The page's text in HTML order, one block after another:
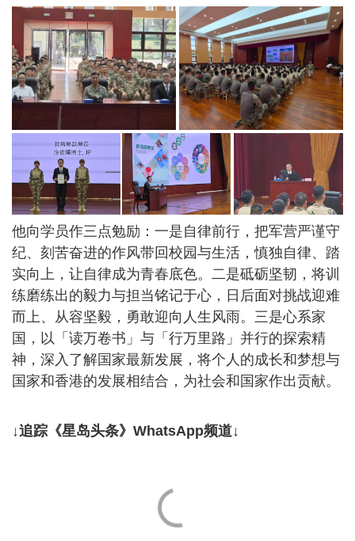
他向学员作三点勉励：一是自律前行，把军营严谨守
纪、刻苦奋进的作风带回校园与生活，慎独自律、踏
实向上，让自律成为青春底色。二是砥砺坚韧，将训
练磨练出的毅力与担当铭记于心，日后面对挑战迎难
而上、从容坚毅，勇敢迎向人生风雨。三是心系家
国，以「读万卷书」与「行万里路」并行的探索精
神，深入了解国家最新发展，将个人的成长和梦想与
国家和香港的发展相结合，为社会和国家作出贡献。
↓追踪《星岛头条》WhatsApp频道↓